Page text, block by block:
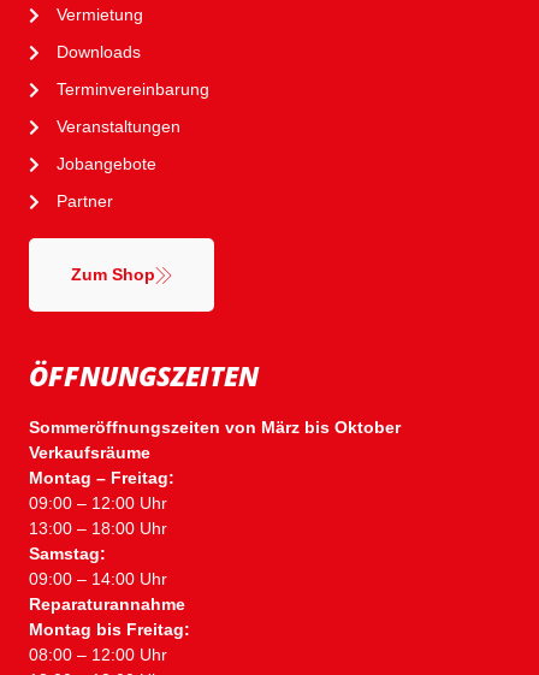
ÖFFNUNGSZEITEN
Sommeröffnungszeiten von März bis Oktober
Verkaufsräume
Montag – Freitag:
09:00 – 12:00 Uhr
13:00 – 18:00 Uhr
Samstag:
09:00 – 14:00 Uhr
Reparaturannahme
Montag bis Freitag:
08:00 – 12:00 Uhr
Vermietung
Downloads
Terminvereinbarung
Veranstaltungen
Jobangebote
Partner
Zum Shop